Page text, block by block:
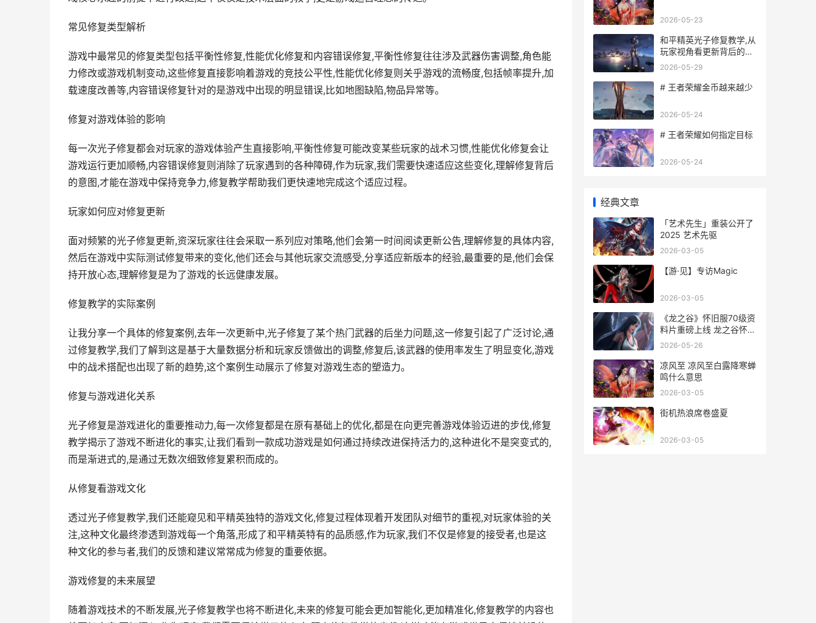
常见修复类型解析
游戏中最常见的修复类型包括平衡性修复,性能优化修复和内容错误修复,平衡性修复往往涉及武器伤害调整,角色能
力修改或游戏机制变动,这些修复直接影响着游戏的竞技公平性,性能优化修复则关乎游戏的流畅度,包括帧率提升,加
载速度改善等,内容错误修复针对的是游戏中出现的明显错误,比如地图缺陷,物品异常等。
修复对游戏体验的影响
每一次光子修复都会对玩家的游戏体验产生直接影响,平衡性修复可能改变某些玩家的战术习惯,性能优化修复会让
游戏运行更加顺畅,内容错误修复则消除了玩家遇到的各种障碍,作为玩家,我们需要快速适应这些变化,理解修复背后
的意图,才能在游戏中保持竞争力,修复教学帮助我们更快速地完成这个适应过程。
玩家如何应对修复更新
面对频繁的光子修复更新,资深玩家往往会采取一系列应对策略,他们会第一时间阅读更新公告,理解修复的具体内容,
然后在游戏中实际测试修复带来的变化,他们还会与其他玩家交流感受,分享适应新版本的经验,最重要的是,他们会保
持开放心态,理解修复是为了游戏的长远健康发展。
修复教学的实际案例
让我分享一个具体的修复案例,去年一次更新中,光子修复了某个热门武器的后坐力问题,这一修复引起了广泛讨论,通
过修复教学,我们了解到这是基于大量数据分析和玩家反馈做出的调整,修复后,该武器的使用率发生了明显变化,游戏
中的战术搭配也出现了新的趋势,这个案例生动展示了修复对游戏生态的塑造力。
修复与游戏进化关系
光子修复是游戏进化的重要推动力,每一次修复都是在原有基础上的优化,都是在向更完善游戏体验迈进的步伐,修复
教学揭示了游戏不断进化的事实,让我们看到一款成功游戏是如何通过持续改进保持活力的,这种进化不是突变式的,
而是渐进式的,是通过无数次细致修复累积而成的。
从修复看游戏文化
透过光子修复教学,我们还能窥见和平精英独特的游戏文化,修复过程体现着开发团队对细节的重视,对玩家体验的关
注,这种文化最终渗透到游戏每一个角落,形成了和平精英特有的品质感,作为玩家,我们不仅是修复的接受者,也是这
种文化的参与者,我们的反馈和建议常常成为修复的重要依据。
游戏修复的未来展望
随着游戏技术的不断发展,光子修复教学也将不断进化,未来的修复可能会更加智能化,更加精准化,修复教学的内容也
2026-05-23
和平精英光子修复教学,从
玩家视角看更新背后的真
相
2026-05-29
# 王者荣耀金币越来越少
2026-05-24
# 王者荣耀如何指定目标
2026-05-24
经典文章
「艺术先生」重装公开了
2025 艺术先驱
2026-03-05
【游·见】专访Magic
2026-03-05
《龙之谷》怀旧服70级资
料片重磅上线 龙之谷怀旧
服官网
2026-05-26
凉风至 凉风至白露降寒蝉
鸣什么意思
2026-03-05
街机热浪席卷盛夏
2026-03-05